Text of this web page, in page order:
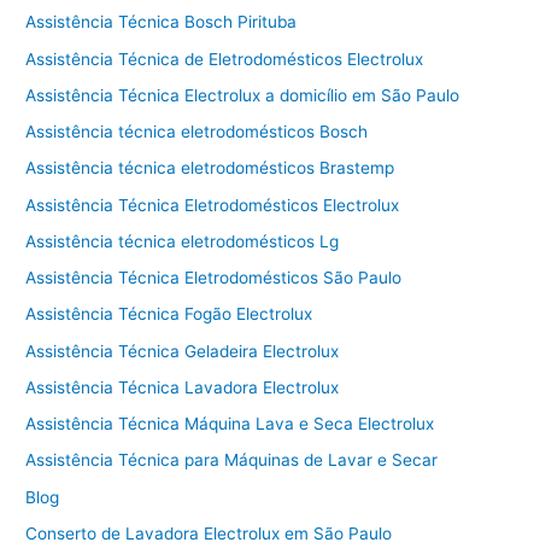
Assistência Técnica Bosch Pirituba
Assistência Técnica de Eletrodomésticos Electrolux
Assistência Técnica Electrolux a domicílio em São Paulo
Assistência técnica eletrodomésticos Bosch
Assistência técnica eletrodomésticos Brastemp
Assistência Técnica Eletrodomésticos Electrolux
Assistência técnica eletrodomésticos Lg
Assistência Técnica Eletrodomésticos São Paulo
Assistência Técnica Fogão Electrolux
Assistência Técnica Geladeira Electrolux
Assistência Técnica Lavadora Electrolux
Assistência Técnica Máquina Lava e Seca Electrolux
Assistência Técnica para Máquinas de Lavar e Secar
Blog
Conserto de Lavadora Electrolux em São Paulo